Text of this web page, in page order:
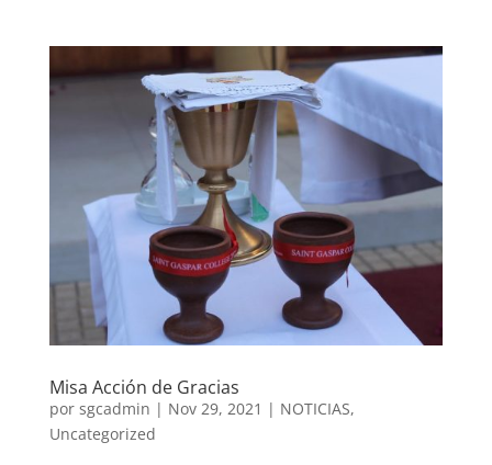
Misa Acción de Gracias
por sgcadmin | Nov 29, 2021 | NOTICIAS,
Uncategorized